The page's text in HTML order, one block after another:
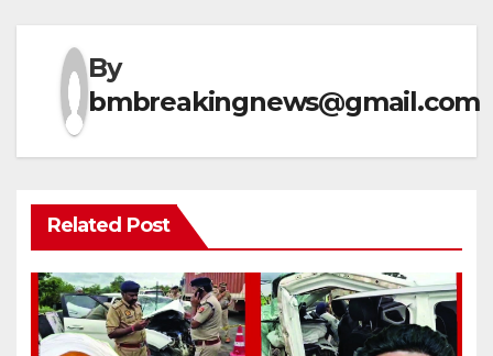
By
bmbreakingnews@gmail.com
Related Post